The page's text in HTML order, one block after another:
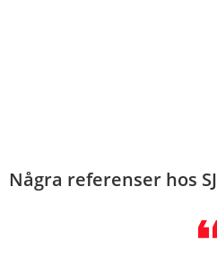
Några referenser hos SJ